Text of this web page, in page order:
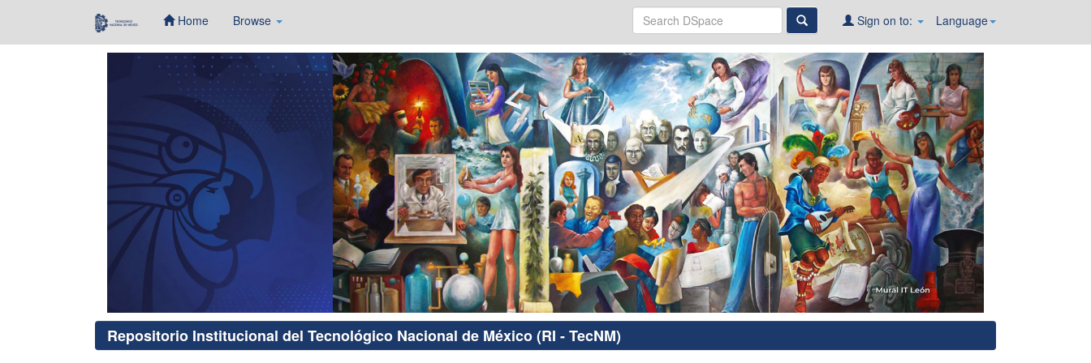
Home Browse Language
Sign on to:
Repositorio Institucional del Tecnológico Nacional de México (RI - TecNM)